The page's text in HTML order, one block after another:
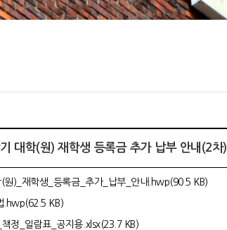
대학(원) 재학생 등록금 추가 납부 안내(2차)
)_재학생_등록금_추가_납부_안내.hwp(90.5 KB)
.hwp(62.5 KB)
정_일람표_공지용.xlsx(23.7 KB)